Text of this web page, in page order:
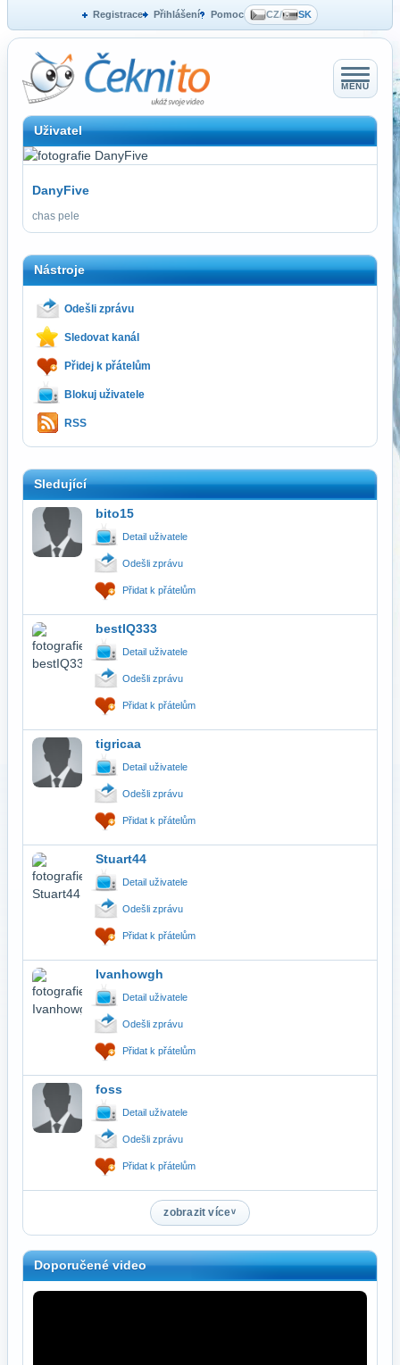
Registrace Přihlášení Pomoc CZ/ SK
MENU
Uživatel
DanyFive
chas pele
Nástroje
Odešli zprávu
Sledovat kanál
Přidej k přátelům
Blokuj uživatele
RSS
Sledující
bito15
Detail uživatele
Odešli zprávu
Přidat k přátelům
bestIQ333
Detail uživatele
Odešli zprávu
Přidat k přátelům
tigricaa
Detail uživatele
Odešli zprávu
Přidat k přátelům
Stuart44
Detail uživatele
Odešli zprávu
Přidat k přátelům
Ivanhowgh
Detail uživatele
Odešli zprávu
Přidat k přátelům
foss
Detail uživatele
Odešli zprávu
Přidat k přátelům
zobrazit více
Doporučené video